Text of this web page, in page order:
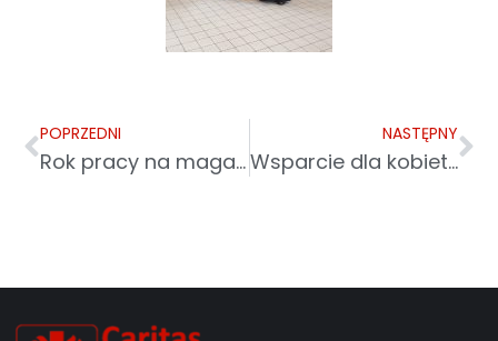
POPRZEDNI
Rok pracy na magazynie pomocy humanitarnej w Leżajsku 24.02.2023
NASTĘPNY
Wsparcie dla kobiet i dzieci